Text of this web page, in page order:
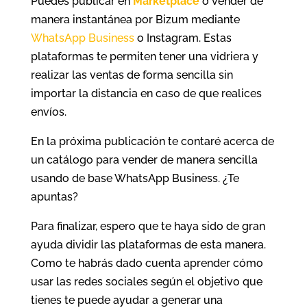
manera instantánea por Bizum mediante
WhatsApp Businesso Instagram. Estas
plataformas te permiten tener una vidriera y
realizar las ventas de forma sencilla sin
importar la distancia en caso de que realices
envíos.
En la próxima publicación te contaré acerca de
un catálogo para vender de manera sencilla
usando de base WhatsApp Business. ¿Te
apuntas?
Para finalizar, espero que te haya sido de gran
ayuda dividir las plataformas de esta manera.
Como te habrás dado cuenta aprender cómo
usar las redes sociales según el objetivo que
tienes te puede ayudar a generar una